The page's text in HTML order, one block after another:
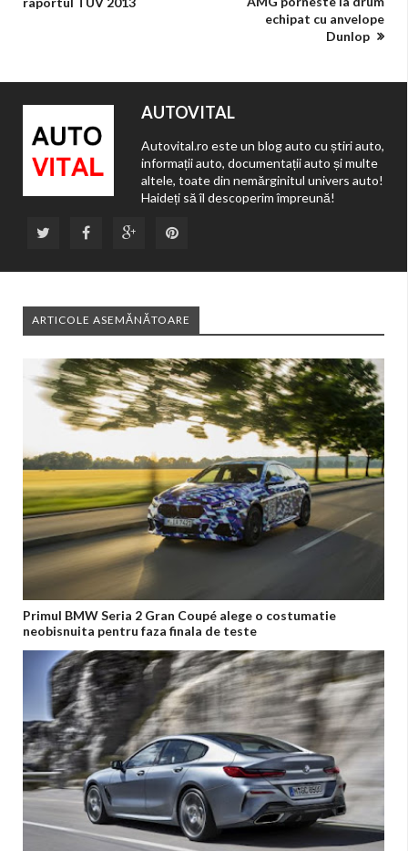
echipat cu anvelope
Dunlop
AUTOVITAL
Autovital.ro este un blog auto cu știri auto,
informații auto, documentații auto și multe
altele, toate din nemărginitul univers auto!
Haideți să îl descoperim împreună!
ARTICOLE ASEMĂNĂTOARE
Primul BMW Seria 2 Gran Coupé alege o costumatie
neobisnuita pentru faza finala de teste